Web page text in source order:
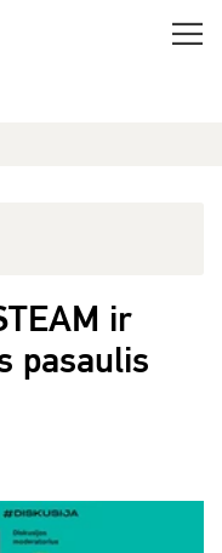
ir
pasaulis